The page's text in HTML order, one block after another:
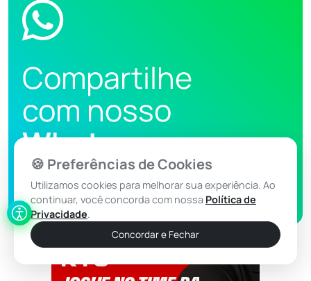
Compartilhe
com nosso
Whatsapp
7799968-1705
🍪 Preferências de Cookies
Utilizamos cookies para melhorar sua experiência. Ao
continuar, você concorda com nossa Política de
Privacidade.
Concordar e Fechar